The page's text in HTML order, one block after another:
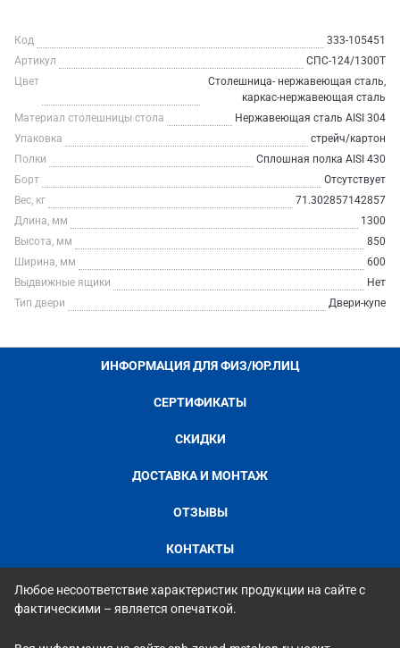
Код
333-105451
Артикул
СПС-124/1300Т
Цвет
Столешница- нержавеющая сталь,
каркас-нержавеющая сталь
Материал столешницы стола
Нержавеющая сталь AISI 304
Упаковка
стрейч/картон
Полки
Сплошная полка AISI 430
Борт
Отсутствует
Вес, кг
71.302857142857
Длина, мм
1300
Высота, мм
850
Ширина, мм
600
Выдвижные ящики
Нет
Тип двери
Двери-купе
ИНФОРМАЦИЯ ДЛЯ ФИЗ/ЮР.ЛИЦ
СЕРТИФИКАТЫ
СКИДКИ
ДОСТАВКА И МОНТАЖ
ОТЗЫВЫ
КОНТАКТЫ
Любое несоответствие характеристик продукции на сайте с
фактическими – является опечаткой.